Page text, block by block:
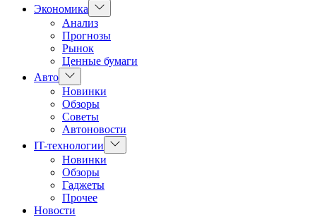
Экономика
Показать
подменю
Анализ
Прогнозы
Рынок
Ценные бумаги
Авто Показать
подменю
Новинки
Обзоры
Советы
Автоновости
IT-технологии
Показать
подменю
Новинки
Обзоры
Гаджеты
Прочее
Новости